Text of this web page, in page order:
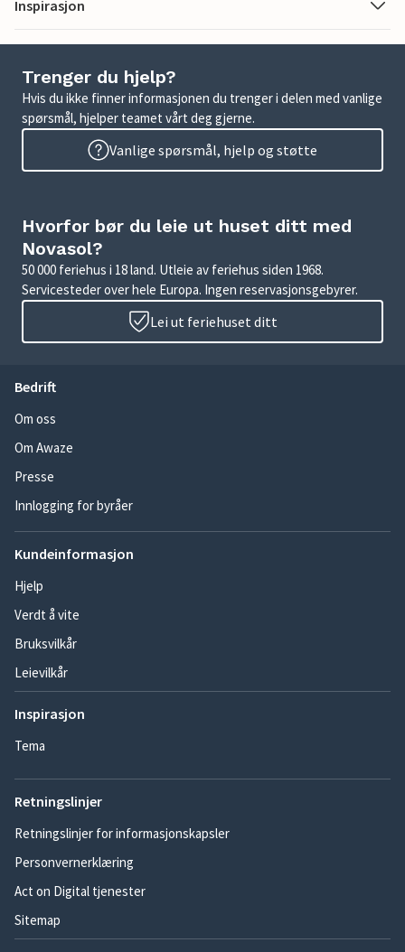
Inspirasjon
Trenger du hjelp?
Hvis du ikke finner informasjonen du trenger i delen med vanlige
spørsmål, hjelper teamet vårt deg gjerne.
Vanlige spørsmål, hjelp og støtte
Hvorfor bør du leie ut huset ditt med
Novasol?
50 000 feriehus i 18 land. Utleie av feriehus siden 1968.
Servicesteder over hele Europa. Ingen reservasjonsgebyrer.
Lei ut feriehuset ditt
Bedrift
Om oss
Om Awaze
Presse
Innlogging for byråer
Kundeinformasjon
Hjelp
Verdt å vite
Bruksvilkår
Leievilkår
Inspirasjon
Tema
Retningslinjer
Retningslinjer for informasjonskapsler
Personvernerklæring
Act on Digital tjenester
Sitemap